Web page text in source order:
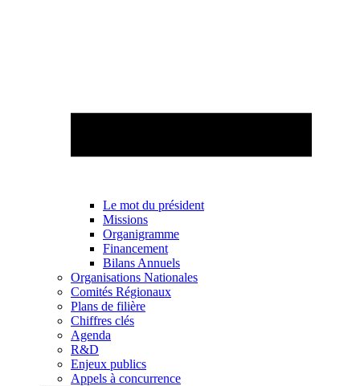
Le mot du président
Missions
Organigramme
Financement
Bilans Annuels
Organisations Nationales
Comités Régionaux
Plans de filière
Chiffres clés
Agenda
R&D
Enjeux publics
Appels à concurrence